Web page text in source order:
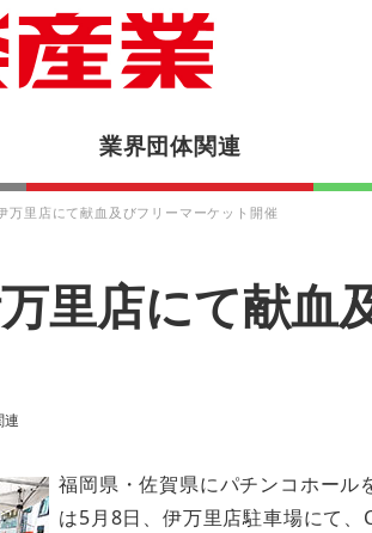
業界団体関連
里店にて献血及びフリーマーケット開催
里店にて献血
連
福岡県・佐賀県にパチンコホー
は5月8日、伊万里店駐車場にて